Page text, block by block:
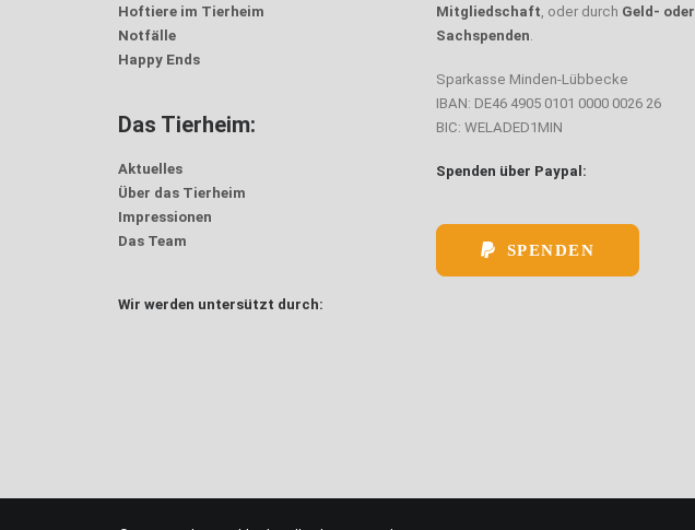
Hoftiere im Tierheim
Notfälle
Happy Ends
Das Tierheim:
Aktuelles
Über das Tierheim
Impressionen
Das Team
Wir werden untersützt durch:
Mitgliedschaft, oder durch Geld- oder
Sachspenden.
Sparkasse Minden-Lübbecke
IBAN: DE46 4905 0101 0000 0026 26
BIC: WELADED1MIN
Spenden über Paypal:
SPENDEN